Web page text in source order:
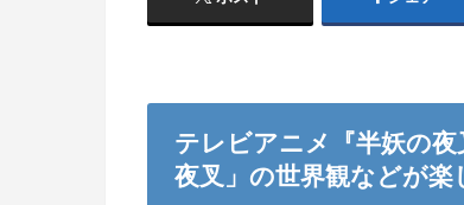
テレビアニメ『半妖の
夜叉」の世界観などが楽